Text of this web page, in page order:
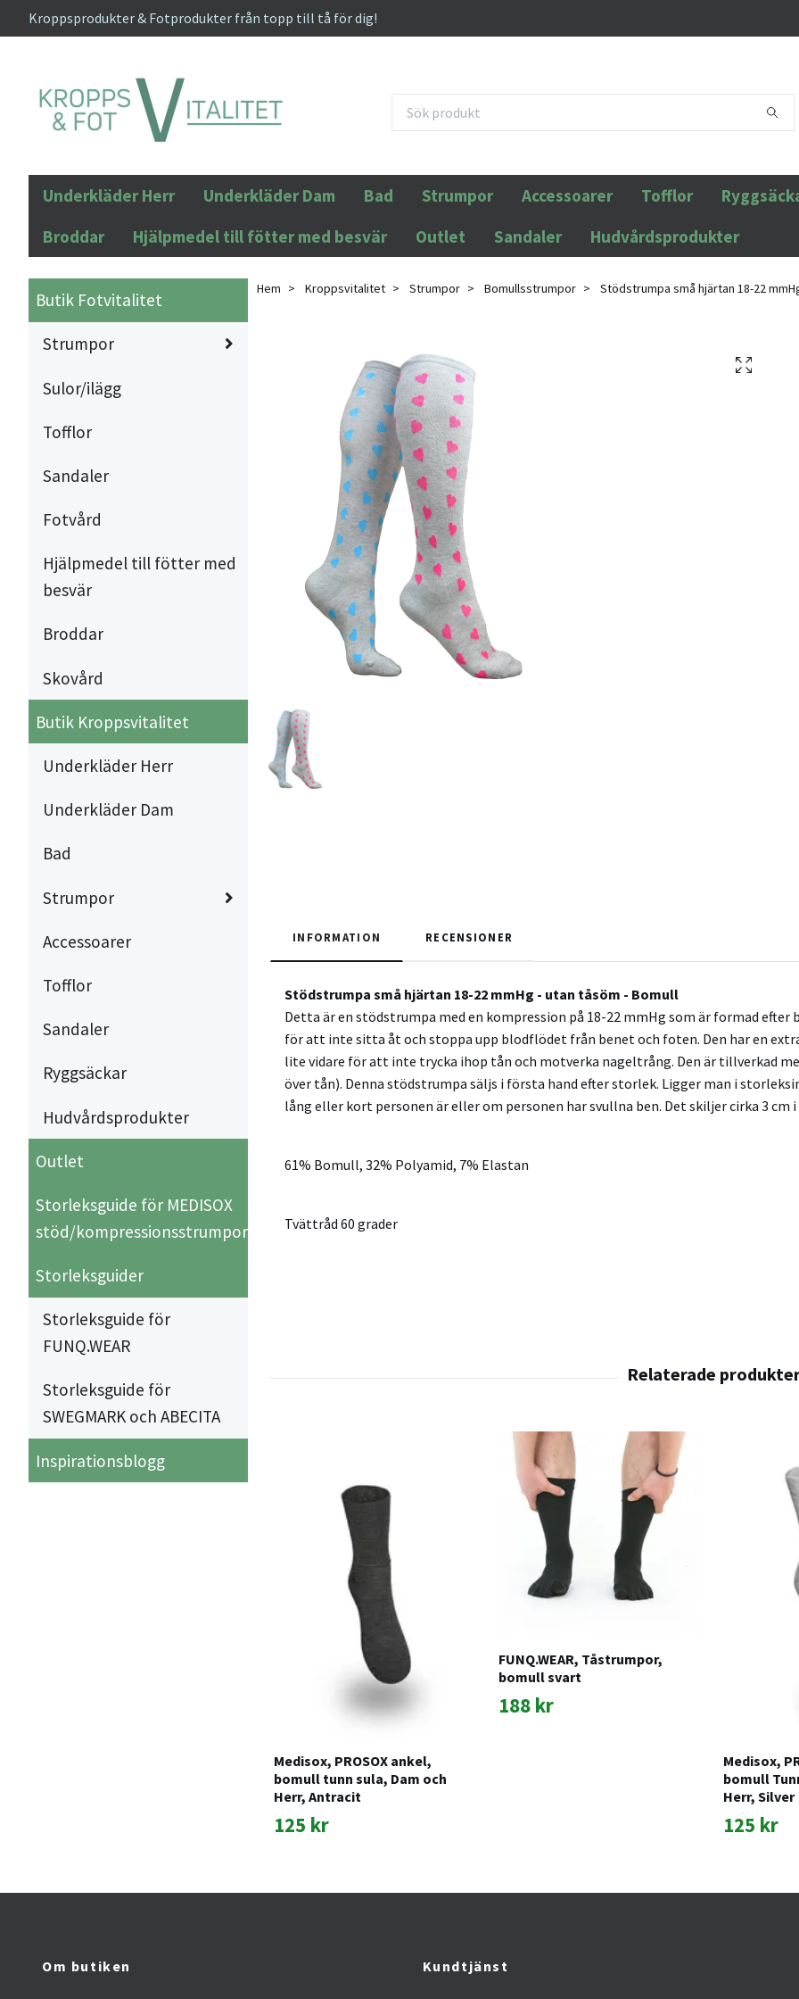
Kroppsprodukter & Fotprodukter från topp till tå för dig!
Underkläder Herr Underkläder Dam Bad Strumpor Accessoarer Tofflor
Broddar
Hjälpmedel till fötter med besvär Outlet Sandaler Hudvårdsprodukter
Butik Fotvitalitet
Strumpor
Sulor/ilägg
Tofflor
Sandaler
Fotvård
Hjälpmedel till fötter med
besvär
Broddar
Skovård
Butik Kroppsvitalitet
Underkläder Herr
Underkläder Dam
Bad
Strumpor
Accessoarer
Tofflor
Sandaler
Ryggsäckar
Hudvårdsprodukter
Outlet
Storleksguide för MEDISOX
stöd/kompressionsstrumpor
Storleksguider
Storleksguide för
FUNQ.WEAR
Storleksguide för
SWEGMARK och ABECITA
Inspirationsblogg
Hem Kroppsvitalitet Strumpor Bomullsstrumpor Stödstrumpa små hjärtan 18-22
INFORMATION RECENSIONER
Stödstrumpa små hjärtan 18-22 mmHg - utan tåsöm - Bomull
Detta är en stödstrumpa med en kompression på 18-22 mmHg som är formad
för att inte sitta åt och stoppa upp blodflödet från benet och foten. Den har en
lite vidare för att inte trycka ihop tån och motverka nageltrång. Den är tillverkad
över tån). Denna stödstrumpa säljs i första hand efter storlek. Ligger man i
lång eller kort personen är eller om personen har svullna ben. Det skiljer cirka 3
61% Bomull, 32% Polyamid, 7% Elastan
Tvättråd 60 grader
Medisox, PROSOX ankel,
bomull tunn sula, Dam och
Herr, Antracit
125 kr
FUNQ.WEAR, Tåstrumpor,
bomull svart
188 kr
Medisox,
bomull
Herr, Silver
125 kr
Om butiken Kundtjänst